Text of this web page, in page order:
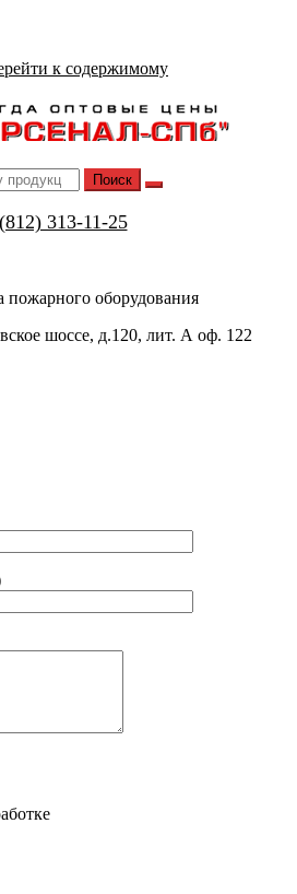
к содержимому
313-11-25
пожарного оборудования
шоссе, д.120, лит. А оф. 122